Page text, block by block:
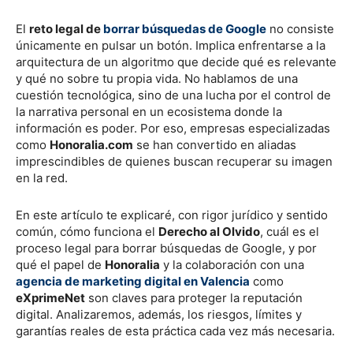
El reto legal de borrar búsquedas de Google no consiste
únicamente en pulsar un botón. Implica enfrentarse a la
arquitectura de un algoritmo que decide qué es relevante
y qué no sobre tu propia vida. No hablamos de una
cuestión tecnológica, sino de una lucha por el control de
la narrativa personal en un ecosistema donde la
información es poder. Por eso, empresas especializadas
como Honoralia.com se han convertido en aliadas
imprescindibles de quienes buscan recuperar su imagen
en la red.
En este artículo te explicaré, con rigor jurídico y sentido
común, cómo funciona el Derecho al Olvido, cuál es el
proceso legal para borrar búsquedas de Google, y por
qué el papel de Honoralia y la colaboración con una
agencia de marketing digital en Valencia como
eXprimeNet son claves para proteger la reputación
digital. Analizaremos, además, los riesgos, límites y
garantías reales de esta práctica cada vez más necesaria.